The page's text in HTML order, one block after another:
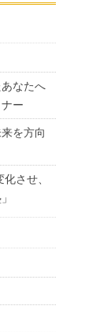
なたへ
ー
を方向
させ、